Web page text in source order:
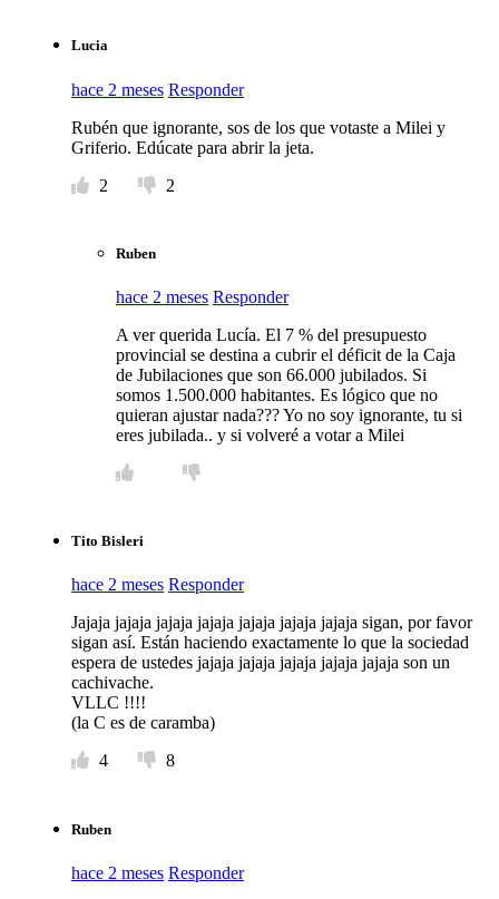
Lucia
hace 2 meses Responder
Rubén que ignorante, sos de los que votaste a Milei y
Griferio. Edúcate para abrir la jeta.
2
2
Ruben
hace 2 meses Responder
A ver querida Lucía. El 7 % del presupuesto
provincial se destina a cubrir el déficit de la Caja
de Jubilaciones que son 66.000 jubilados. Si
somos 1.500.000 habitantes. Es lógico que no
quieran ajustar nada??? Yo no soy ignorante, tu si
eres jubilada.. y si volveré a votar a Milei
Tito Bisleri
hace 2 meses Responder
Jajaja jajaja jajaja jajaja jajaja jajaja jajaja sigan, por favor
sigan así. Están haciendo exactamente lo que la sociedad
espera de ustedes jajaja jajaja jajaja jajaja jajaja son un
cachivache.
VLLC !!!!
(la C es de caramba)
4
8
Ruben
hace 2 meses Responder